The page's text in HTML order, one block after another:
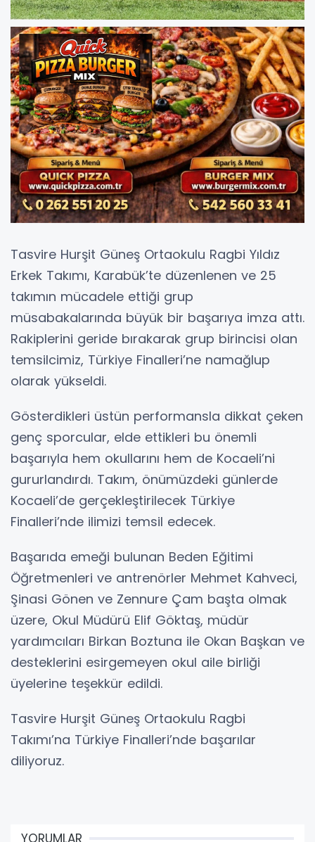
Tasvire Hurşit Güneş Ortaokulu Ragbi Yıldız
Erkek Takımı, Karabük’te düzenlenen ve 25
takımın mücadele ettiği grup
müsabakalarında büyük bir başarıya imza attı.
Rakiplerini geride bırakarak grup birincisi olan
temsilcimiz, Türkiye Finalleri’ne namağlup
olarak yükseldi.
Gösterdikleri üstün performansla dikkat çeken
genç sporcular, elde ettikleri bu önemli
başarıyla hem okullarını hem de Kocaeli’ni
gururlandırdı. Takım, önümüzdeki günlerde
Kocaeli’de gerçekleştirilecek Türkiye
Finalleri’nde ilimizi temsil edecek.
Başarıda emeği bulunan Beden Eğitimi
Öğretmenleri ve antrenörler Mehmet Kahveci,
Şinasi Gönen ve Zennure Çam başta olmak
üzere, Okul Müdürü Elif Göktaş, müdür
yardımcıları Birkan Boztuna ile Okan Başkan ve
desteklerini esirgemeyen okul aile birliği
üyelerine teşekkür edildi.
Tasvire Hurşit Güneş Ortaokulu Ragbi
Takımı’na Türkiye Finalleri’nde başarılar
diliyoruz.
YORUMLAR